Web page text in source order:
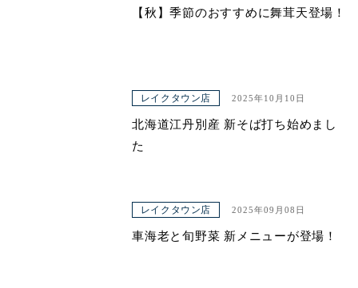
【秋】季節のおすすめに舞茸天登場！
レイクタウン店 2025年10月10日
北海道江丹別産 新そば打ち始めまし
た
レイクタウン店 2025年09月08日
車海老と旬野菜 新メニューが登場！